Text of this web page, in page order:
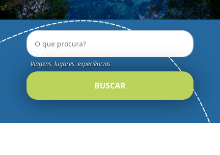
Viagens, lugares, experiências
BUSCAR